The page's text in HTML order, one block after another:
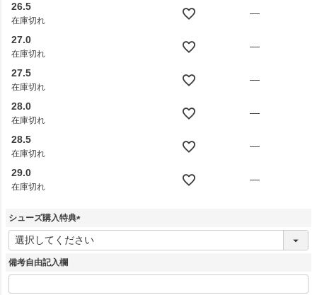
26.5
在庫切れ
—
27.0
在庫切れ
—
27.5
在庫切れ
—
28.0
在庫切れ
—
28.5
在庫切れ
—
29.0
在庫切れ
—
シューズ購入特典
(
必
備考自由記入欄